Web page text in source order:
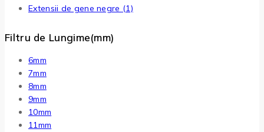
Extensii de gene negre (1)
Filtru de Lungime(mm)
6mm
7mm
8mm
9mm
10mm
11mm